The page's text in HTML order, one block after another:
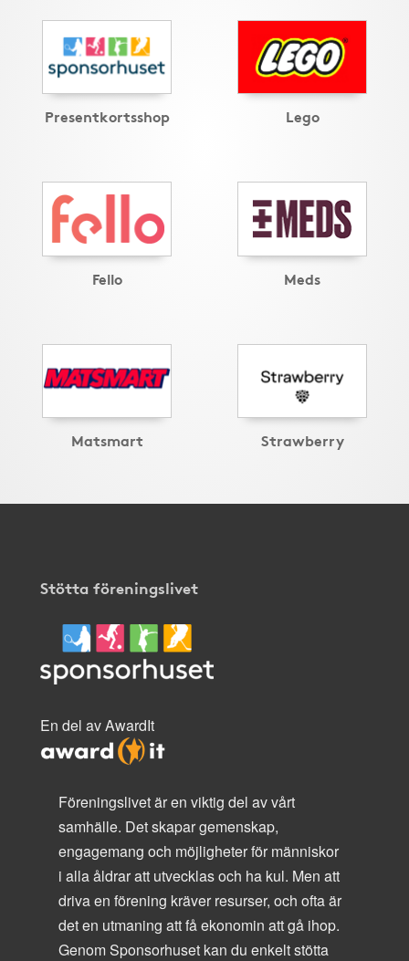
Presentkortsshop Lego
Fello Meds
Matsmart Strawberry
Stötta föreningslivet
En del av AwardIt
Föreningslivet är en viktig del av vårt
samhälle. Det skapar gemenskap,
engagemang och möjligheter för människor
i alla åldrar att utvecklas och ha kul. Men att
driva en förening kräver resurser, och ofta är
det en utmaning att få ekonomin att gå ihop.
Genom Sponsorhuset kan du enkelt stötta